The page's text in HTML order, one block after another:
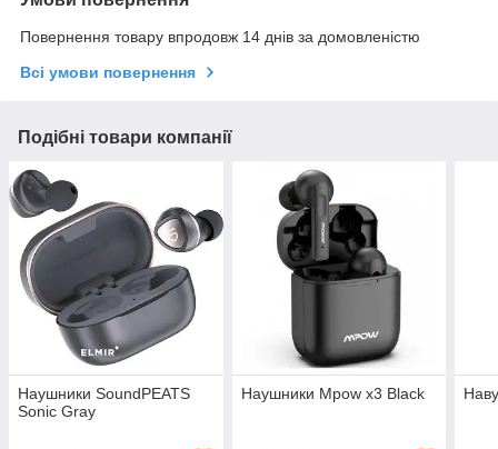
Повернення товару впродовж 14 днів за домовленістю
Всі умови повернення
Подібні товари компанії
Наушники SoundPEATS
Sonic Gray
Наушники Mpow x3 Black